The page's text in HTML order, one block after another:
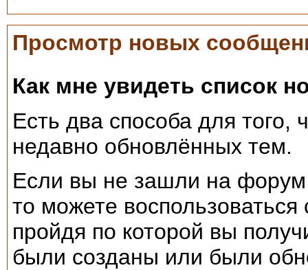
Просмотр новых
Как мне увидеть список
Есть два способа для того,
недавно обновлённых тем.
Если вы не зашли на
то можете
пройдя по которой вы
были созданы или были